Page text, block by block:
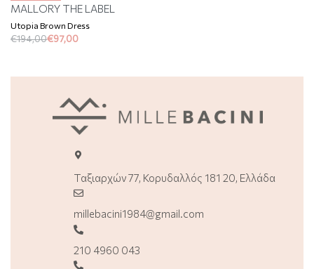
MALLORY THE LABEL
Utopia Brown Dress
€194,00€97,00
Ταξιαρχών 77, Κορυδαλλός 181 20, Ελλάδα
millebacini1984@gmail.com
210 4960 043